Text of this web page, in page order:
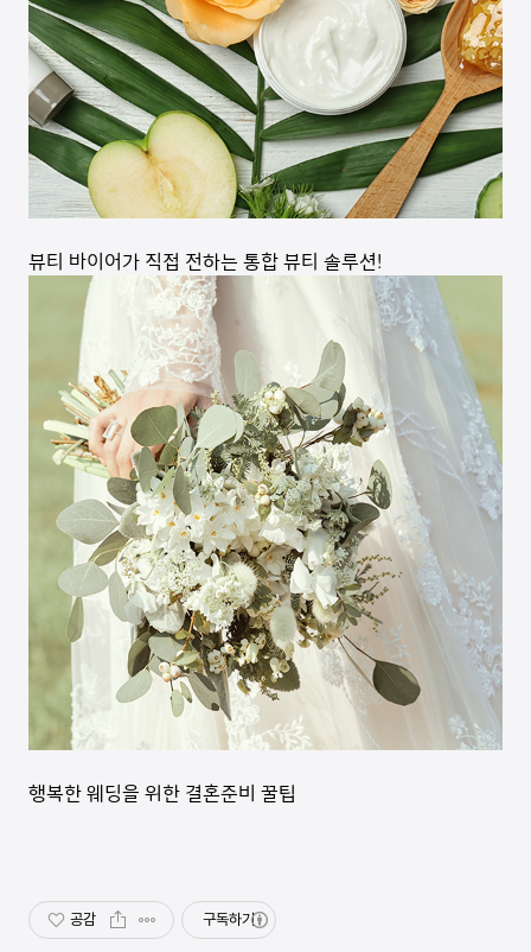
뷰티 바이어가 직접 전하는 통합 뷰티 솔루션!
행복한 웨딩을 위한 결혼준비 꿀팁
공감 구독하기